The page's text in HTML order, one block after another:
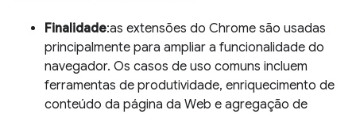
Finalidade:as extensões do Chrome são usadas
principalmente para ampliar a funcionalidade do
navegador. Os casos de uso comuns incluem
ferramentas de produtividade, enriquecimento de
conteúdo da página da Web e agregação de